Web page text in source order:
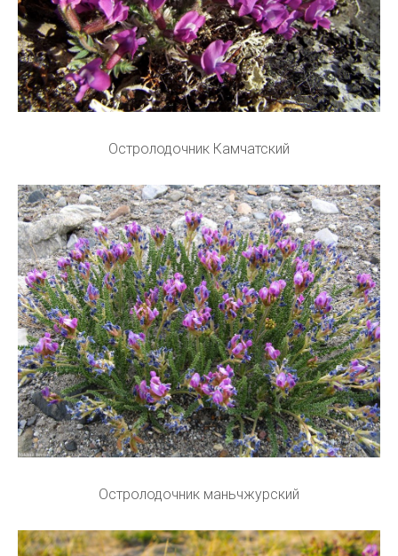
Остролодочник Камчатский
Остролодочник маньчжурский